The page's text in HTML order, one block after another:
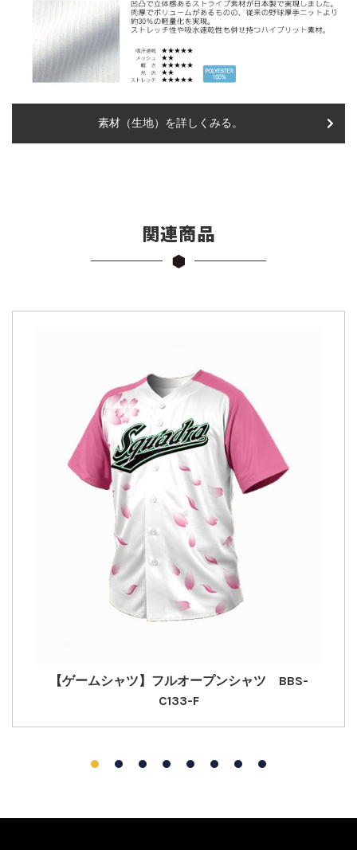
素材（生地）を詳しくみる。
関連商品
【ゲームシャツ】フルオープンシャツ BBS-
C133-F